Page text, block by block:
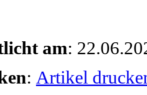
am:
: Artikel